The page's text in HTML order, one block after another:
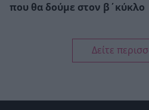
που θα δούμε στον β΄κύκλο
Δείτε